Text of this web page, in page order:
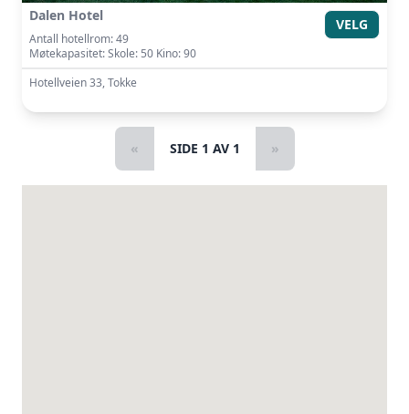
Dalen Hotel
Antall hotellrom: 49
Møtekapasitet: Skole: 50 Kino: 90
Hotellveien 33, Tokke
VELG
« SIDE 1 AV 1 »